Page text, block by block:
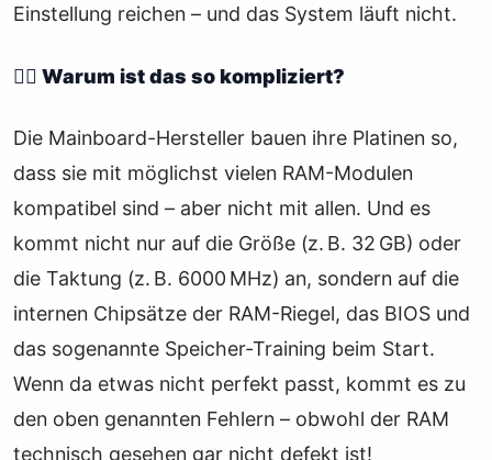
Einstellung reichen – und das System läuft nicht.
🤷‍♂️ Warum ist das so kompliziert?
Die Mainboard-Hersteller bauen ihre Platinen so,
dass sie mit möglichst vielen RAM-Modulen
kompatibel sind – aber nicht mit allen. Und es
kommt nicht nur auf die Größe (z. B. 32 GB) oder
die Taktung (z. B. 6000 MHz) an, sondern auf die
internen Chipsätze der RAM-Riegel, das BIOS und
das sogenannte Speicher-Training beim Start.
Wenn da etwas nicht perfekt passt, kommt es zu
den oben genannten Fehlern – obwohl der RAM
technisch gesehen gar nicht defekt ist!